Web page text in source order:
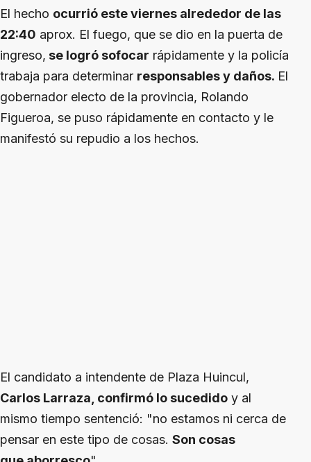
El hecho ocurrió este viernes alrededor de las
22:40 aprox. El fuego, que se dio en la puerta de
ingreso, se logró sofocar rápidamente y la policía
trabaja para determinar responsables y daños. El
gobernador electo de la provincia, Rolando
Figueroa, se puso rápidamente en contacto y le
manifestó su repudio a los hechos.
El candidato a intendente de Plaza Huincul,
Carlos Larraza, confirmó lo sucedido y al
mismo tiempo sentenció: "no estamos ni cerca de
pensar en este tipo de cosas. Son cosas